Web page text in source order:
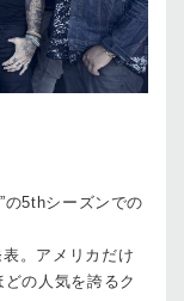
の5thシーズンでの
。アメリカだけ
の人気を誇るク